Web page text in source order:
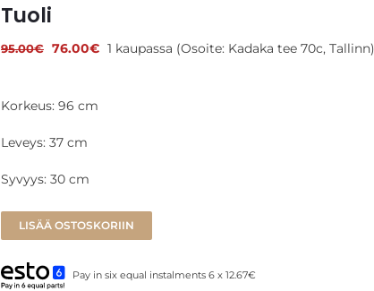
Tuoli
95.00€ Alkuperäinen
95.00€.
76.00€Nykyinen
1 kaupassa (Osoite: Kadaka tee 70c, Tallinn)
Korkeus: 96 cm
Leveys: 37 cm
Syvyys: 30 cm
LISÄÄ OSTOSKORIIN
Pay in six equal instalments 6 x 12.67€